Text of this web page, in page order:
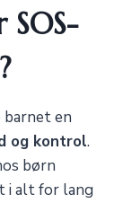
barnet en
og kontrol.
børn
i alt for lang